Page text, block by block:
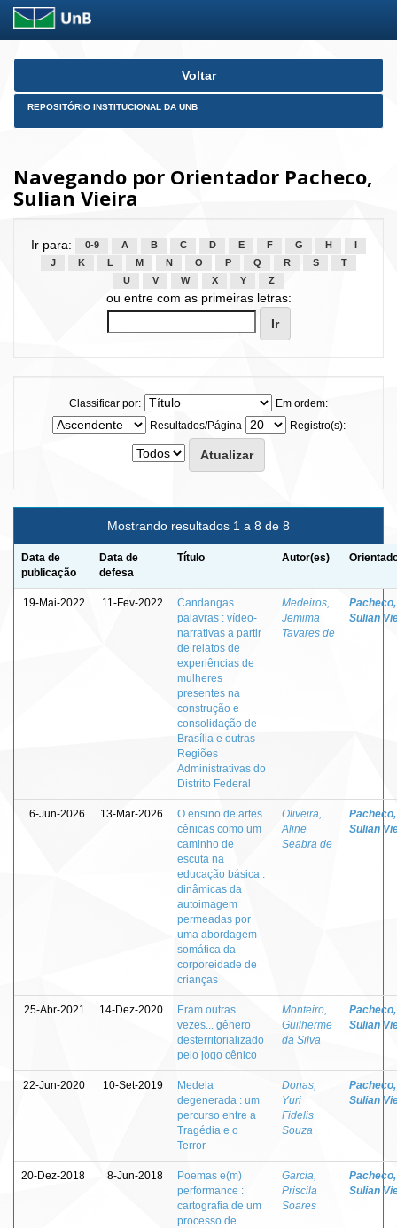
Skip
Voltar
REPOSITÓRIO INSTITUCIONAL DA UNB
Navegando por Orientador Pacheco,
Sulian Vieira
Ir para: 0-9 A B C D E F G H
J
K L M N O P Q R S
T
U
V W X Y Z
ou entre com as primeiras letras:
Classificar por:
Em ordem:
Resultados/Página
Registro(s):
Mostrando resultados 1 a 8 de 8
Data de
publicação
Data de
defesa
Título Autor(es)
19-Mai-2022 11-Fev-2022
Candangas
palavras : vídeo-
narrativas a partir
de relatos de
experiências de
mulheres
presentes na
construção e
consolidação de
Brasília e outras
Regiões
Administrativas do
Distrito Federal
Medeiros,
Jemima
Tavares de
Pacheco,
Sulian
6-Jun-2026 13-Mar-2026
O ensino de artes
cênicas como um
caminho de
escuta na
educação básica :
dinâmicas da
autoimagem
permeadas por
uma abordagem
somática da
corporeidade de
crianças
Oliveira,
Aline
Seabra de
Pacheco,
Sulian
25-Abr-2021 14-Dez-2020
Eram outras
vezes... gênero
desterritorializado
pelo jogo cênico
Monteiro,
Guilherme
da Silva
Pacheco,
Sulian
22-Jun-2020 10-Set-2019
Medeia
degenerada : um
percurso entre a
Tragédia e o
Terror
Donas,
Yuri
Fidelis
Souza
Pacheco,
Sulian
20-Dez-2018 8-Jun-2018
Poemas e(m)
performance :
cartografia de um
processo de
Garcia,
Priscila
Soares
Pacheco,
Sulian